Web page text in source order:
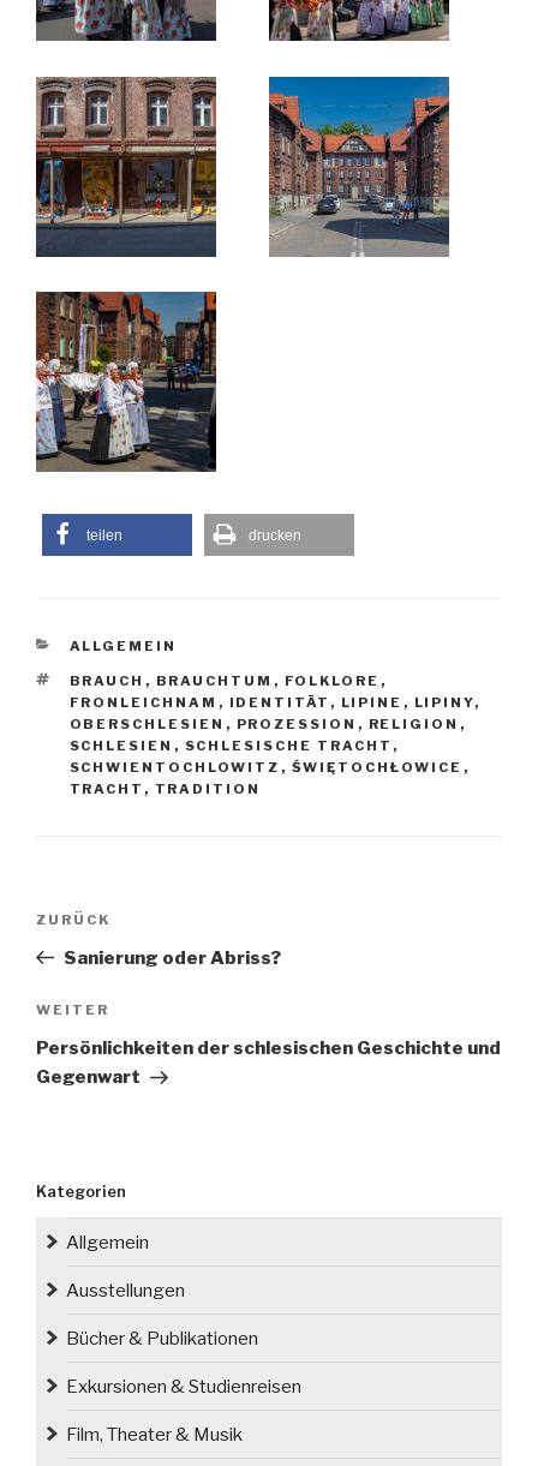
teilen drucken
KATEGORIEN
ALLGEMEIN
SCHLAGWÖRTER
BRAUCH , BRAUCHTUM , FOLKLORE ,
FRONLEICHNAM , IDENTITÄT , LIPINE , LIPINY,
OBERSCHLESIEN , PROZESSION , RELIGION ,
SCHLESIEN , SCHLESISCHE TRACHT ,
SCHWIENTOCHLOWITZ , ŚWIĘTOCHŁOWICE ,
TRACHT , TRADITION
Vorheriger
Beitrag
ZURÜCK
Sanierung oder Abriss?
Nächster
Beitrag
WEITER
Persönlichkeiten der schlesischen Geschichte und
Gegenwart
Kategorien
Allgemein
Ausstellungen
Bücher & Publikationen
Exkursionen & Studienreisen
Film, Theater & Musik